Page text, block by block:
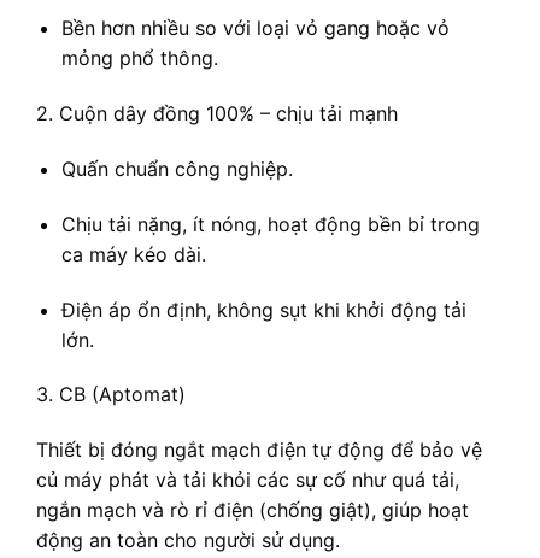
Bền hơn nhiều so với loại vỏ gang hoặc vỏ
mỏng phổ thông.
2. Cuộn dây đồng 100% – chịu tải mạnh
Quấn chuẩn công nghiệp.
Chịu tải nặng, ít nóng, hoạt động bền bỉ trong
ca máy kéo dài.
Điện áp ổn định, không sụt khi khởi động tải
lớn.
3. CB (Aptomat)
Thiết bị đóng ngắt mạch điện tự động để bảo vệ
củ máy phát và tải khỏi các sự cố như quá tải,
ngắn mạch và rò rỉ điện (chống giật), giúp hoạt
động an toàn cho người sử dụng.